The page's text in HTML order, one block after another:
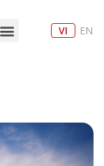
VI EN